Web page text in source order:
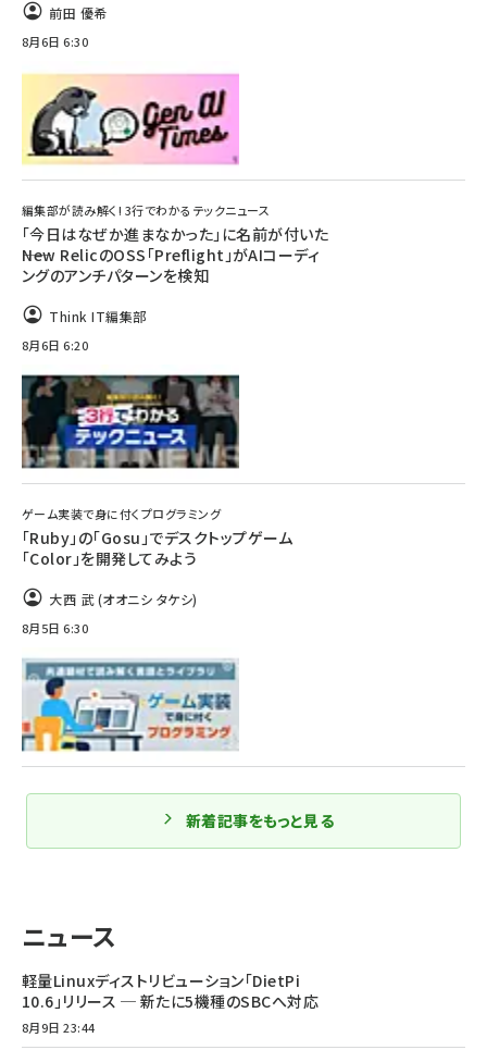
前田 優希
8月6日 6:30
編集部が読み解く! 3行でわかるテックニュース
「今日はなぜか進まなかった」に名前が付いた
――New RelicのOSS「Preflight」がAIコーディ
ングのアンチパターンを検知
Think IT編集部
8月6日 6:20
ゲーム実装で身に付くプログラミング
「Ruby」の「Gosu」でデスクトップゲーム
「Color」を開発してみよう
大西 武 (オオニシ タケシ)
8月5日 6:30
新着記事をもっと見る
ニュース
軽量Linuxディストリビューション「DietPi
10.6」リリース ─ 新たに5機種のSBCへ対応
8月9日 23:44